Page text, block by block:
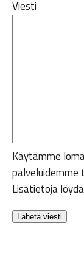
Viesti
Käytämme
palveluidemme
Lisätietoja